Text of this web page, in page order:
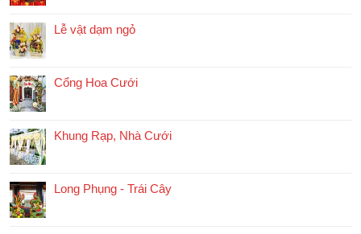
Lễ vật dạm ngỏ
Cổng Hoa Cưới
Khung Rạp, Nhà Cưới
Long Phụng - Trái Cây